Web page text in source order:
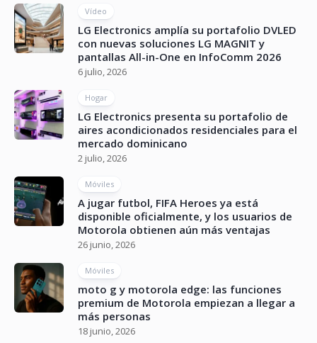
Vídeo
LG Electronics amplía su portafolio DVLED
con nuevas soluciones LG MAGNIT y
pantallas All-in-One en InfoComm 2026
6 julio, 2026
Hogar
LG Electronics presenta su portafolio de
aires acondicionados residenciales para el
mercado dominicano
2 julio, 2026
Móviles
A jugar futbol, FIFA Heroes ya está
disponible oficialmente, y los usuarios de
Motorola obtienen aún más ventajas
26 junio, 2026
Móviles
moto g y motorola edge: las funciones
premium de Motorola empiezan a llegar a
más personas
18 junio, 2026